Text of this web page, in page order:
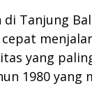
Tanjung
yang
1980 yang